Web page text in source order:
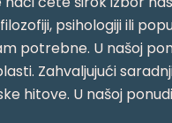
psihologiji ili
potrebne. U našoj
Zahvaljujući
hitove. U našoj